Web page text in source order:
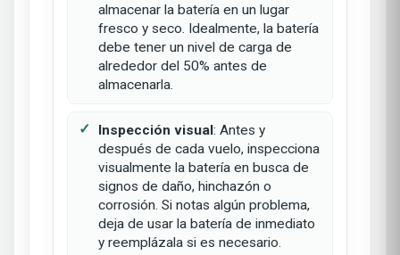
almacenar la batería en un lugar
fresco y seco. Idealmente, la batería
debe tener un nivel de carga de
alrededor del 50% antes de
almacenarla.
Inspección visual: Antes y
después de cada vuelo, inspecciona
visualmente la batería en busca de
signos de daño, hinchazón o
corrosión. Si notas algún problema,
deja de usar la batería de inmediato
y reemplázala si es necesario.